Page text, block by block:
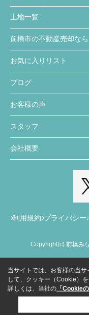
土地一覧
前橋市の不動産売却な
お気に入りリスト
ブログ
お客様の声
スタッフ
会社概要
利用規約 プライバシー
Copyright(c) 前橋み
当サイトでは、お客様の当
して、クッキー（Cookie）を
詳しくは、当社の 「Cookie